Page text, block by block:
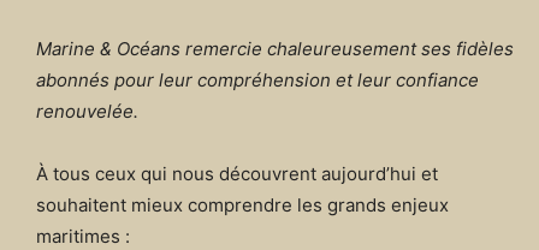
Marine & Océans remercie chaleureusement ses fidèles
abonnés pour leur compréhension et leur confiance
renouvelée.
À tous ceux qui nous découvrent aujourd’hui et
souhaitent mieux comprendre les grands enjeux
maritimes :